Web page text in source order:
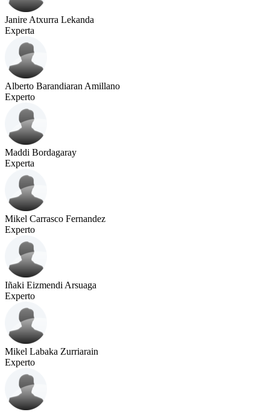
Janire Atxurra Lekanda
Experta
Alberto Barandiaran Amillano
Experto
Maddi Bordagaray
Experta
Mikel Carrasco Fernandez
Experto
Iñaki Eizmendi Arsuaga
Experto
Mikel Labaka Zurriarain
Experto